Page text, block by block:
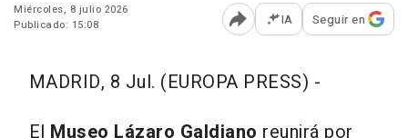
Miércoles, 8 julio 2026
Publicado: 15:08
Abrir opciones para
IA Seguir en
MADRID, 8 Jul. (EUROPA PRESS) -
El Museo Lázaro Galdiano reunirá por